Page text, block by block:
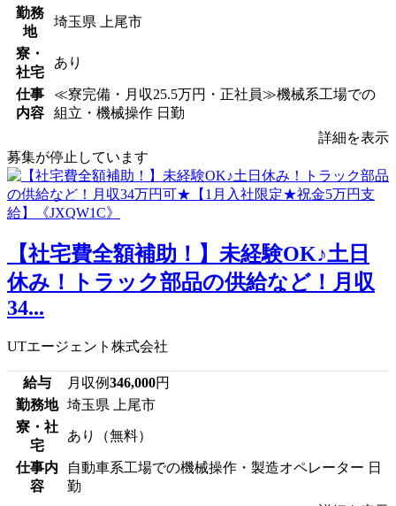
勤務
地
埼玉県 上尾市
寮・
社宅
あり
仕事
内容
≪寮完備・月収25.5万円・正社員≫機械系工場での
組立・機械操作 日勤
詳細を表示
募集が停止しています
【社宅費全額補助！】未経験OK♪土日
休み！トラック部品の供給など！月収
34...
UTエージェント株式会社
給与 月収例346,000円
勤務地
埼玉県 上尾市
寮・社
宅
あり（無料）
仕事内
容
自動車系工場での機械操作・製造オペレーター 日
勤